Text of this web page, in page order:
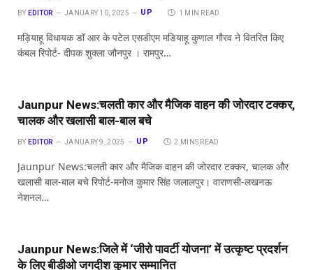
BY EDITOR JANUARY 10, 2025 UP 1 MIN READ
मड़ियाहू विधायक डॉ आर के पटेल एसडीएम मडियाहू कुणाल गौरव ने वितरित किए
कंबल रिपोर्ट- दीपक शुक्ला जौनपुर । रामपुर…
Jaunpur News:चलती कार और मैजिक वाहन की जोरदार टक्कर,
चालक और खलासी बाल-बाल बचे
BY EDITOR JANUARY 9, 2025 UP 2 MINS READ
Jaunpur News:चलती कार और मैजिक वाहन की जोरदार टक्कर, चालक और
खलासी बाल-बाल बचे रिपोर्ट-मनोज कुमार सिंह जलालपुर। वाराणसी-लखनऊ
नेशनल…
Jaunpur News:जिले में ‘जीरो पावर्टी योजना’ में उत्कृष्ट प्रदर्शन
के लिए बीडीओ जगदीश कुमार सम्मानित